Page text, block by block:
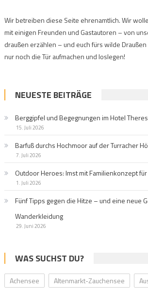
Wir betreiben diese Seite ehrenamtlich. Wir
mit einigen Freunden und Gastautoren – von
draußen erzählen – und euch fürs wilde
nur noch die Tür aufmachen und loslegen!
NEUESTE BEITRÄGE
Berggipfel und Begegnungen im Hotel
15. Juli 2026
Barfuß durchs Hochmoor auf der Turracher
7. Juli 2026
Outdoor Heroes: Imst mit Familienkonzept
1. Juli 2026
Fünf Tipps gegen die Hitze – und eine neue
Wanderkleidung
29. Juni 2026
WAS SUCHST DU?
Achensee Altenmarkt-Zauchensee